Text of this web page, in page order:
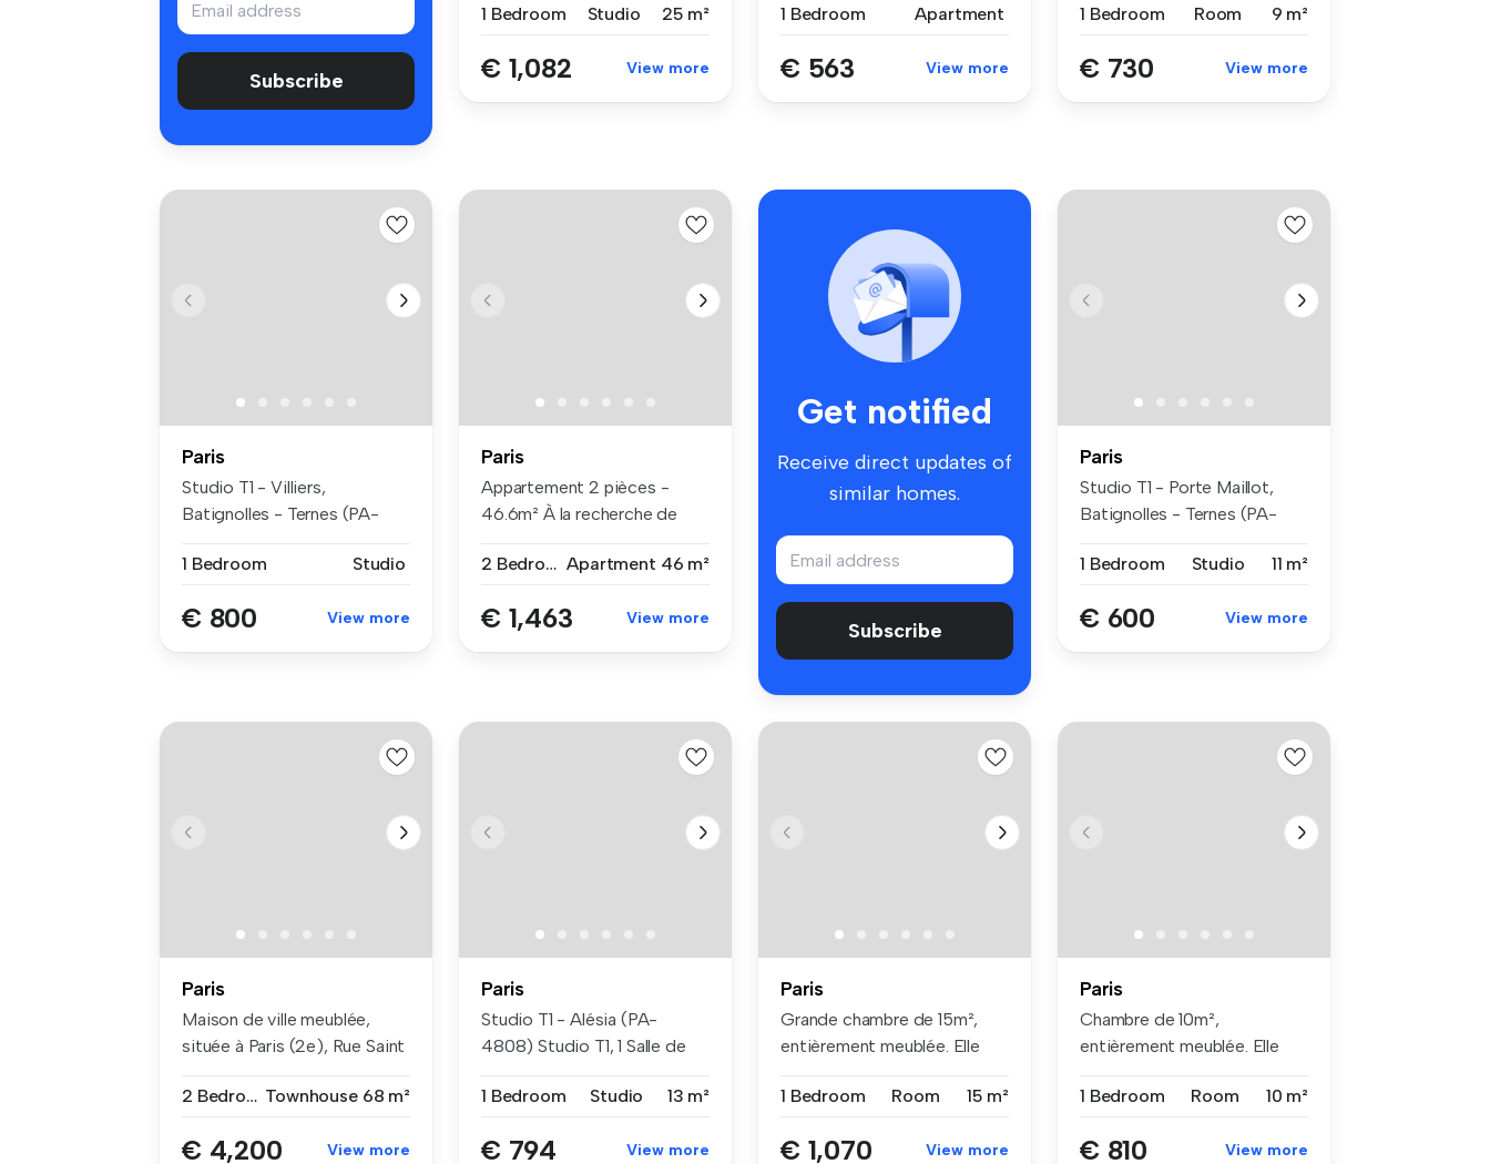
Subscribe
1 Bedroom
Studio 25 m²
€ 1,082 View more
1 Bedroom
Apartment
€ 563 View more
1 Bedroom Room 9 m²
€ 730 View more
Paris
Studio T1 - Villiers,
Batignolles - Ternes (PA-
1 Bedroom
Studio
€ 800 View more
Paris
Appartement 2 pièces -
46.6m² À la recherche de
2 Bedrooms Apartment 46 m²
€ 1,463 View more
Get notified
Receive direct updates of
similar homes.
Subscribe
Paris
Studio T1 - Porte Maillot,
Batignolles - Ternes (PA-
1 Bedroom
Studio 11 m²
€ 600 View more
Paris
Maison de ville meublée,
située à Paris (2e), Rue Saint
2 Bedrooms Townhouse 68 m²
€ 4,200 View more
Paris
Studio T1 - Alésia (PA-
4808) Studio T1, 1 Salle de
1 Bedroom
Studio 13 m²
€ 794 View more
Paris
Grande chambre de 15m²,
entièrement meublée. Elle
1 Bedroom
Room 15 m²
€ 1,070 View more
Paris
Chambre de 10m²,
entièrement meublée. Elle
1 Bedroom
Room 10 m²
€ 810 View more